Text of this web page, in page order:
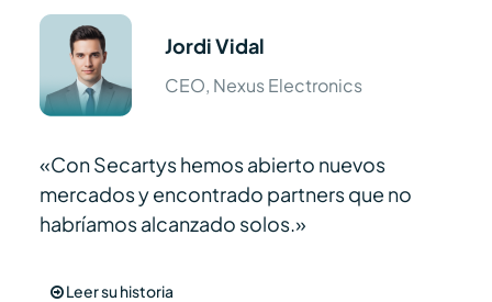
Jordi Vidal
CEO, Nexus Electronics
«Con Secartys hemos abierto nuevos
mercados y encontrado partners que no
habríamos alcanzado solos.»
Leer su historia